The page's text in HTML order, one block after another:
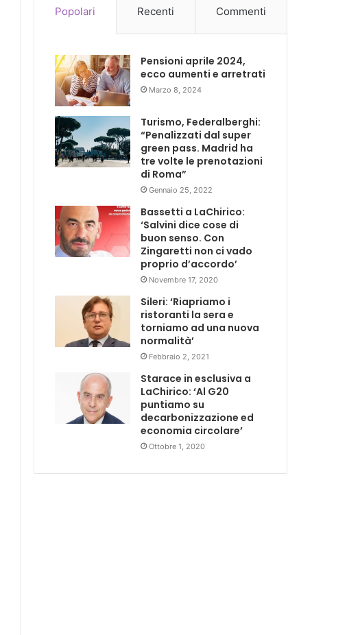
Popolari Recenti Commenti
Pensioni aprile 2024,
ecco aumenti e arretrati
Marzo 8, 2024
Turismo, Federalberghi:
“Penalizzati dal super
green pass. Madrid ha
tre volte le prenotazioni
di Roma”
Gennaio 25, 2022
Bassetti a LaChirico:
‘Salvini dice cose di
buon senso. Con
Zingaretti non ci vado
proprio d’accordo’
Novembre 17, 2020
Sileri: ‘Riapriamo i
ristoranti la sera e
torniamo ad una nuova
normalità’
Febbraio 2, 2021
Starace in esclusiva a
LaChirico: ‘Al G20
puntiamo su
decarbonizzazione ed
economia circolare’
Ottobre 1, 2020